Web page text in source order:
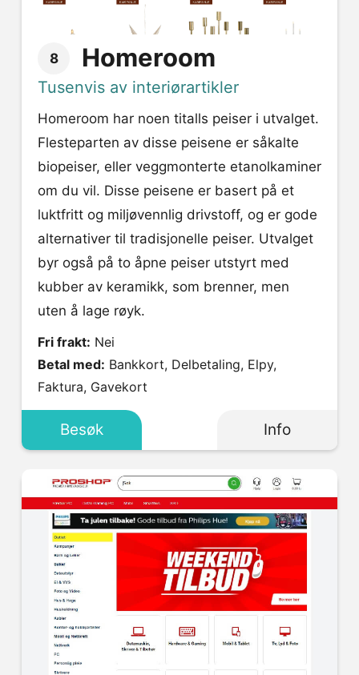
8 Homeroom
Tusenvis av interiørartikler
Homeroom har noen titalls peiser i utvalget.
Flesteparten av disse peisene er såkalte
biopeiser, eller veggmonterte etanolkaminer
om du vil. Disse peisene er basert på et
luktfritt og miljøvennlig drivstoff, og er gode
alternativer til tradisjonelle peiser. Utvalget
byr også på to åpne peiser utstyrt med
kubber av keramikk, som brenner, men
uten å lage røyk.
Fri frakt: Nei
Betal med:
Faktura, Gavekort
Besøk Info